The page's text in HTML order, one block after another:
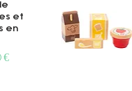
et
en
€